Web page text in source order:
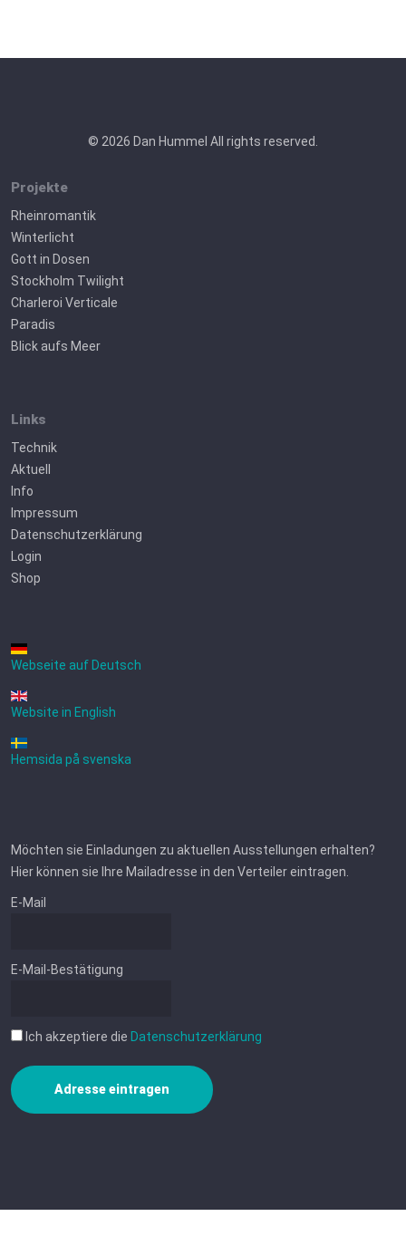
© 2026 Dan Hummel All rights reserved.
Projekte
Rheinromantik
Winterlicht
Gott in Dosen
Stockholm Twilight
Charleroi Verticale
Paradis
Blick aufs Meer
Links
Technik
Aktuell
Info
Impressum
Datenschutzerklärung
Login
Shop
Webseite auf Deutsch
Website in English
Hemsida på svenska
Möchten sie Einladungen zu aktuellen Ausstellungen erhalten?
Hier können sie Ihre Mailadresse in den Verteiler eintragen.
E-Mail
E-Mail-Bestätigung
Ich akzeptiere die Datenschutzerklärung
Adresse eintragen